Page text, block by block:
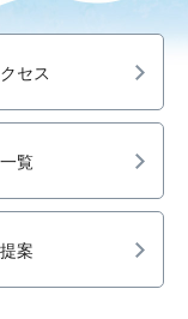
セス
覧
案